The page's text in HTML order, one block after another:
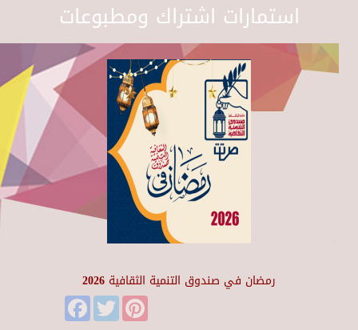
استمارات اشتراك ومطبوعات
رمضان في صندوق التنمية الثقافية 2026
FacebookTwitter